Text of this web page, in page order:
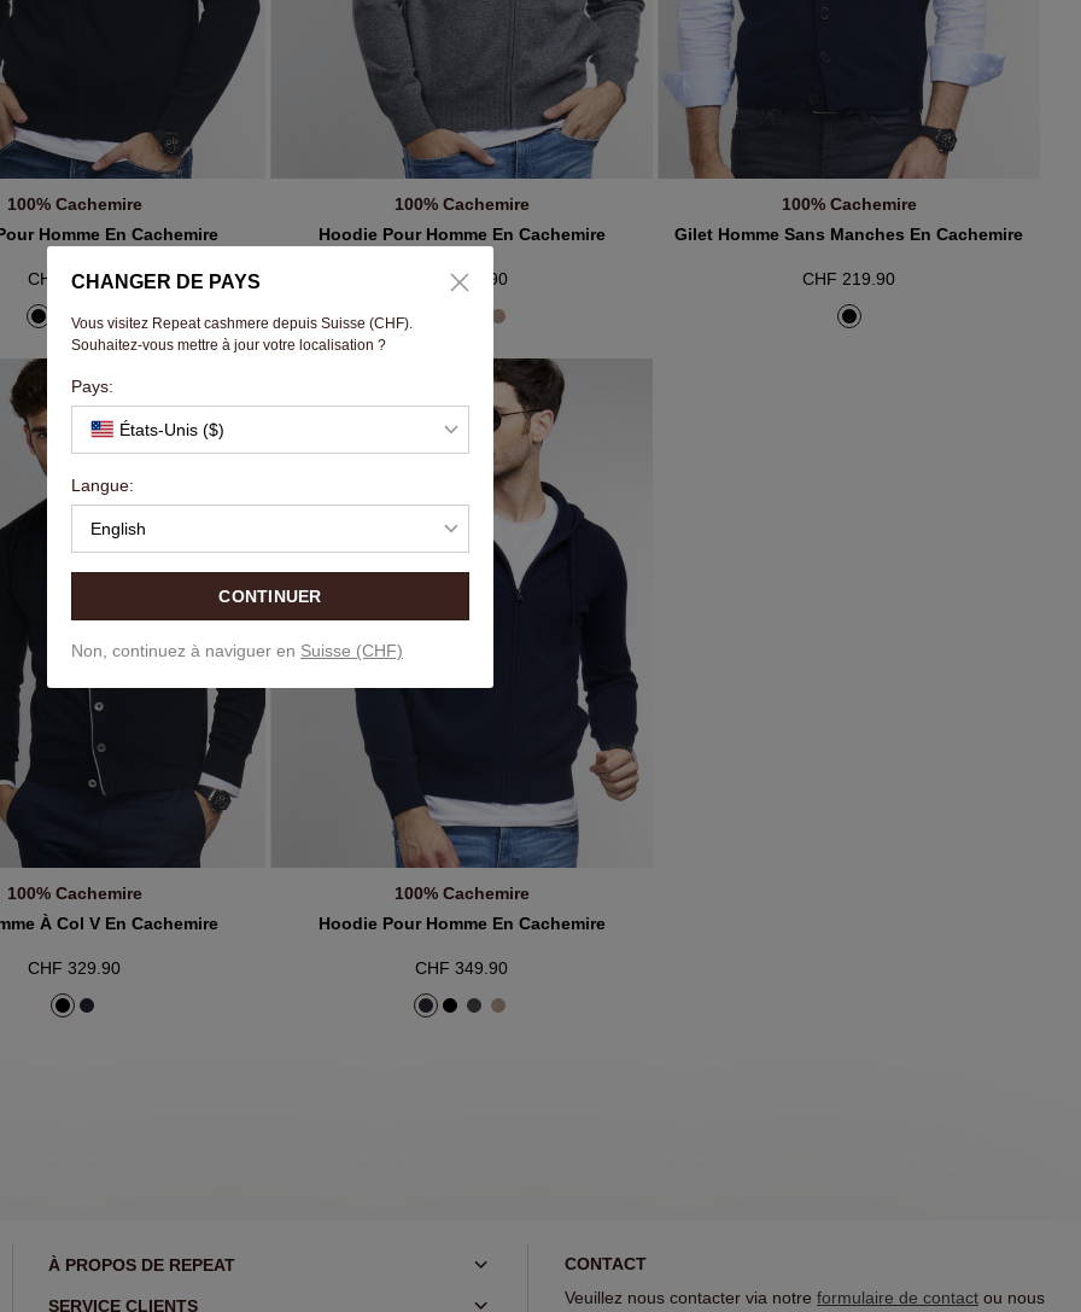
AJOUTER AU PANIER
100% Cachemire
Homme En Cachemire
CHF 349.90
AJOUTER AU PANIER
100% Cachemire
Hoodie Pour Homme En Cachemire
CHF 349.90
AJOUTER AU PANIER
100% Cachemire
Gilet Homme Sans Manches En Cachemire
CHF 219.90
AJOUTER AU PANIER
100% Cachemire
À Col V En Cachemire
CHF 329.90
AJOUTER AU PANIER
100% Cachemire
Hoodie Pour Homme En Cachemire
CHF 349.90
À PROPOS DE REPEAT
SERVICE CLIENTS
CONTACT
Veuillez nous contacter via notre formulaire de contact ou nous
CHANGER DE PAYS
Vous visitez Repeat cashmere depuis Suisse (CHF).
Souhaitez-vous mettre à jour votre localisation ?
Pays:
États-Unis ($)
Langue:
English
CONTINUER
Non, continuez à naviguer en Suisse (CHF)